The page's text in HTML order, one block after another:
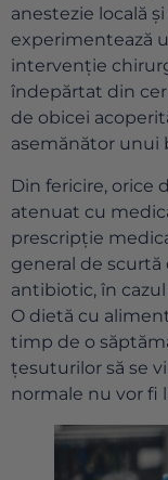
anestezie locală
experimentează
intervenție
îndepărtat din
de obicei
asemănător unui
Din fericire, orice
atenuat cu
prescripție
general de scurtă
antibiotic, în
O dietă cu
timp de o
țesuturilor să se
normale nu vor fi